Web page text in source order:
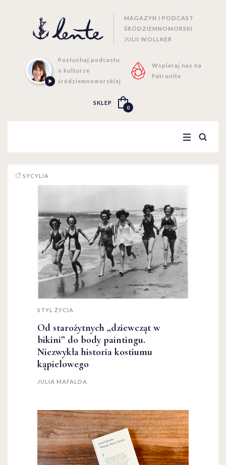
MAGAZYN I PODCAST
ŚRÓDZIEMNOMORSKI
JULII WOLLNER
Posłuchaj podcastu
o kulturze
śródziemnomorskiej
Wspieraj nas na
Patronite
SKLEP
0
SYCYLIA
STYL ŻYCIA
Od starożytnych „dziewcząt w
bikini” do body paintingu.
Niezwykła historia kostiumu
kąpielowego
JULIA MAFALDA